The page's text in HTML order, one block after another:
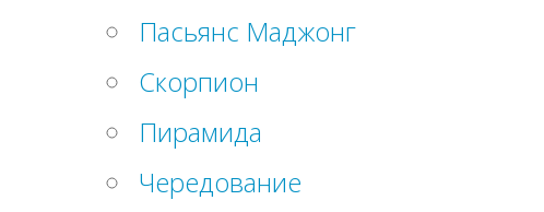
Пасьянс Маджонг
Скорпион
Пирамида
Чередование